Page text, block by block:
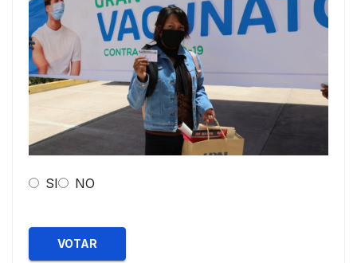
SI NO
VOTAR